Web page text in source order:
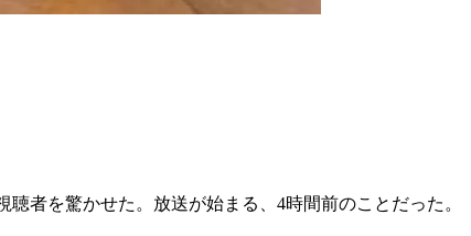
者を驚かせた。放送が始まる、4時間前のことだった。